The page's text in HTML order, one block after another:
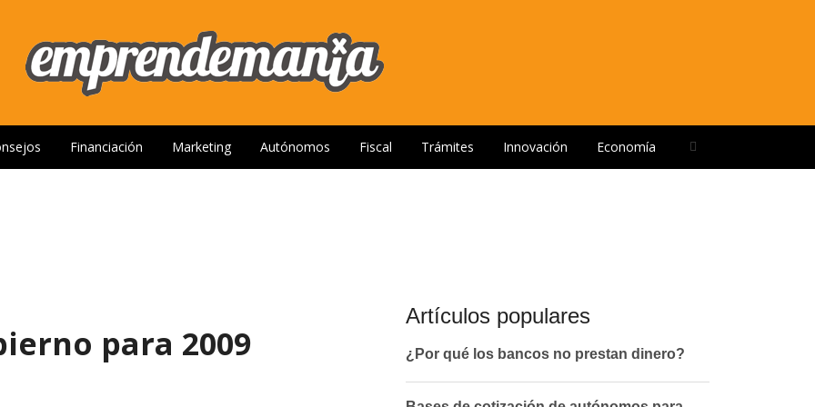
Financiación Marketing Autónomos Fiscal Trámites Innovación Economía
para 2009
Artículos populares